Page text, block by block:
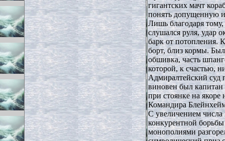
гигантских мачт
понять допущенную
Лишь благодаря
слушался руля, удар
барк от потопления.
борт, близ кормы.
обшивка, часть
которой, к счастью,
Адмиралтейский суд
виновен был
при стоянке на якоре
Командира
С увеличением числа
конкурентной
монополиями